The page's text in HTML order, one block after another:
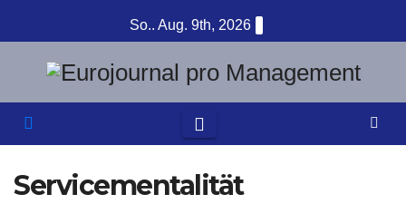
Inhalt
springen
So.. Aug. 9th, 2026
Servicementalität